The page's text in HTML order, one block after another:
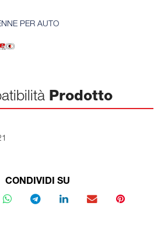
PER AUTO
Prodotto
CONDIVIDI SU